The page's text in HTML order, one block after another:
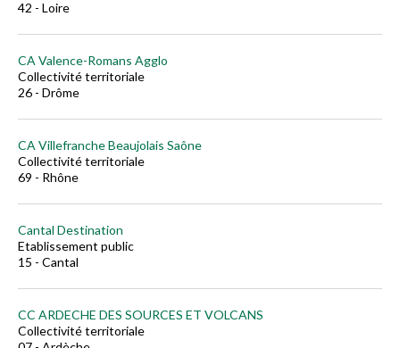
42 - Loire
CA Valence-Romans Agglo
Collectivité territoriale
26 - Drôme
CA Villefranche Beaujolais Saône
Collectivité territoriale
69 - Rhône
Cantal Destination
Etablissement public
15 - Cantal
CC ARDECHE DES SOURCES ET VOLCANS
Collectivité territoriale